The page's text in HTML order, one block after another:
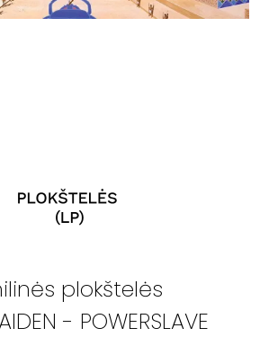
plokštelės
- POWERSLAVE